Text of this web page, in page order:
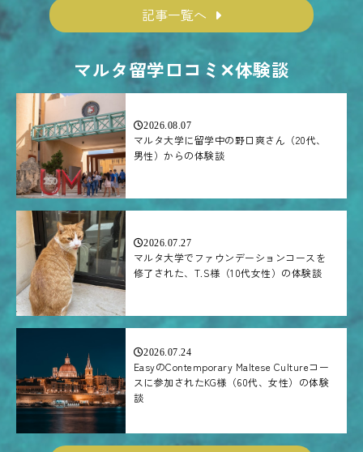
記事一覧へ
マルタ留学口コミ✕体験談
2026.08.07
マルタ大学に留学中の野口爽さん（20代、
男性）からの体験談
2026.07.27
マルタ大学でファウンデーションコースを
修了された、T.S様（10代女性）の体験談
2026.07.24
EasyのContemporary Maltese Cultureコー
スに参加されたKG様（60代、女性）の体験
談